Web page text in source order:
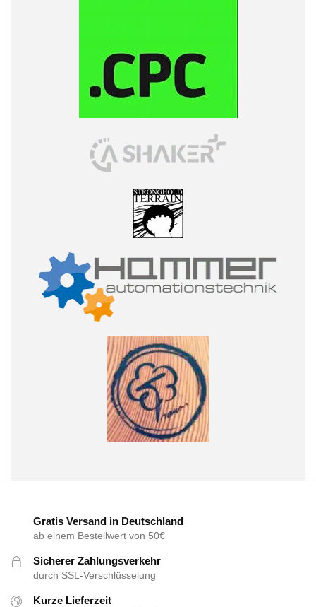
Gratis Versand in Deutschland
ab einem Bestellwert von 50€
Sicherer Zahlungsverkehr
durch SSL-Verschlüsselung
Kurze Lieferzeit